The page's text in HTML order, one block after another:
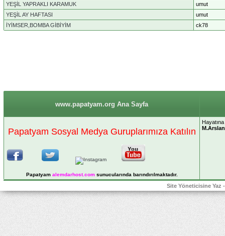
YEŞİL YAPRAKLI KARAMUK
umut
YEŞİL AY HAFTASI
umut
İYİMSER,BOMBA GİBİYİM
ck78
www.papatyam.org Ana Sayfa
Papatyam Sosyal Medya Guruplarımıza Katılın
Papatyam alemdarhost.comsunucularında barındırılmaktadır.
M.Arslan
Site Yöneticisine Yaz